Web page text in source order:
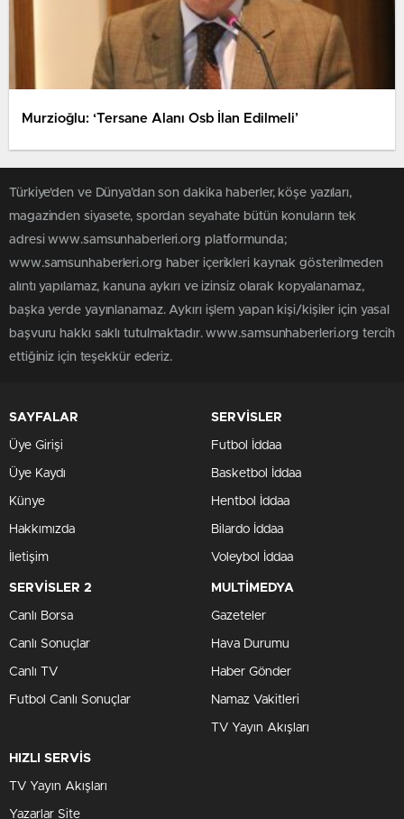
Murzioğlu: ‘Tersane Alanı Osb İlan Edilmeli’
Türkiye'den ve Dünya’dan son dakika haberler, köşe yazıları,
magazinden siyasete, spordan seyahate bütün konuların tek
adresi www.samsunhaberleri.org platformunda;
www.samsunhaberleri.org haber içerikleri kaynak gösterilmeden
alıntı yapılamaz, kanuna aykırı ve izinsiz olarak kopyalanamaz,
başka yerde yayınlanamaz. Aykırı işlem yapan kişi/kişiler için yasal
başvuru hakkı saklı tutulmaktadır. www.samsunhaberleri.org tercih
ettiğiniz için teşekkür ederiz.
SAYFALAR
Üye Girişi
Üye Kaydı
Künye
Hakkımızda
İletişim
SERVİSLER
Futbol İddaa
Basketbol İddaa
Hentbol İddaa
Bilardo İddaa
Voleybol İddaa
SERVİSLER 2
Canlı Borsa
Canlı Sonuçlar
Canlı TV
Futbol Canlı Sonuçlar
MULTİMEDYA
Gazeteler
Hava Durumu
Haber Gönder
Namaz Vakitleri
TV Yayın Akışları
HIZLI SERVİS
TV Yayın Akışları
Yazarlar Site